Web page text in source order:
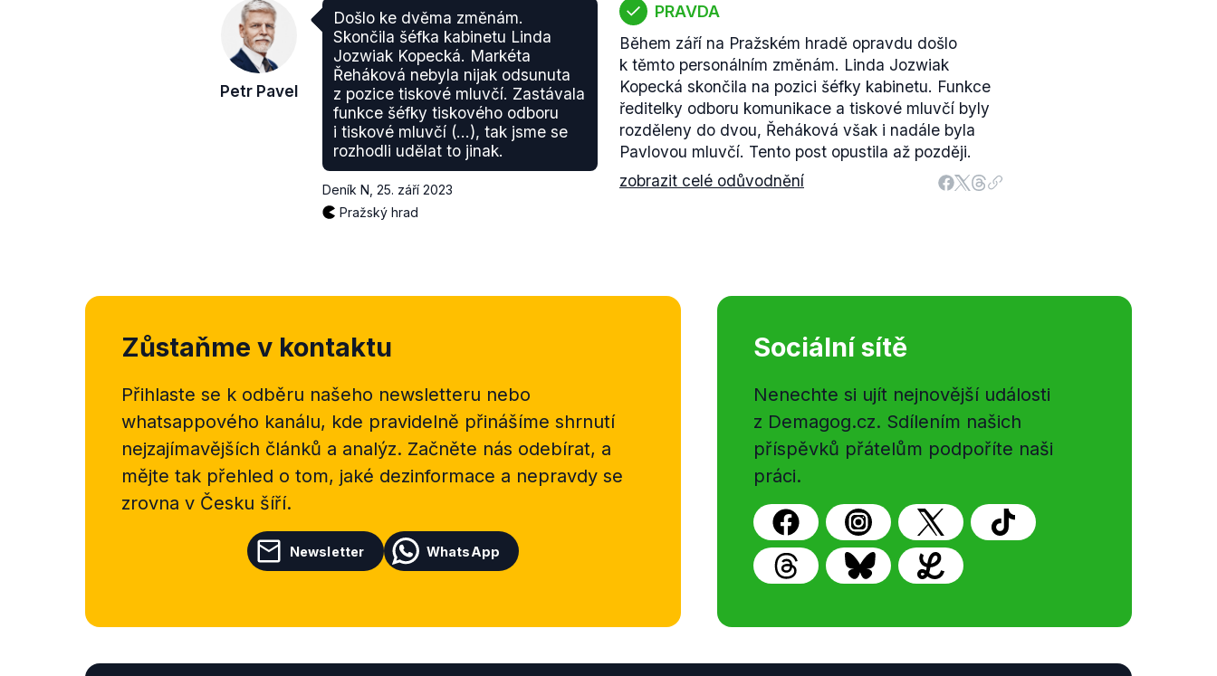
Petr Pavel
Došlo ke dvěma změnám.
Skončila šéfka kabinetu Linda
Jozwiak Kopecká. Markéta
Řeháková nebyla nijak odsunuta
z pozice tiskové mluvčí. Zastávala
funkce šéfky tiskového odboru
i tiskové mluvčí (…), tak jsme se
rozhodli udělat to jinak.
Deník N 25. září 2023
Pražský hrad
PRAVDA
Během září na Pražském hradě opravdu došlo
k těmto personálním změnám. Linda Jozwiak
Kopecká skončila na pozici šéfky kabinetu. Funkce
ředitelky odboru komunikace a tiskové mluvčí byly
rozděleny do dvou, Řeháková však i nadále byla
Pavlovou mluvčí. Tento post opustila až později.
zobrazit celé odůvodnění
Zůstaňme v kontaktu
Přihlaste se k odběru našeho newsletteru nebo
whatsappového kanálu, kde pravidelně přinášíme shrnutí
nejzajímavějších článků a analýz. Začněte nás odebírat, a
mějte tak přehled o tom, jaké dezinformace a nepravdy se
zrovna v Česku šíří.
Newsletter WhatsApp
Sociální sítě
Nenechte si ujít nejnovější události
z Demagog.cz. Sdílením našich
příspěvků přátelům podpoříte naši
práci.